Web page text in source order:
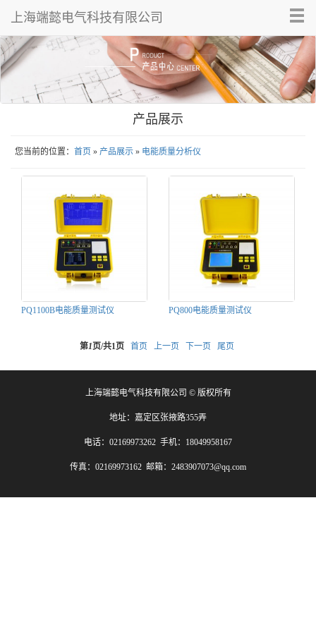
上海端懿电气科技有限公司
产品展示
您当前的位置： 首页 » 产品展示 » 电能质量分析仪
PQ1100B电能质量测试仪 PQ800电能质量测试仪
第1页/共1 页 首页 上一页 下一页 尾页
上海端懿电气科技有限公司 © 版权所有
地址：嘉定区张掖路355弄
电话：02169973262 手机：18049958167
传真：02169973162 邮箱：2483907073@qq.com